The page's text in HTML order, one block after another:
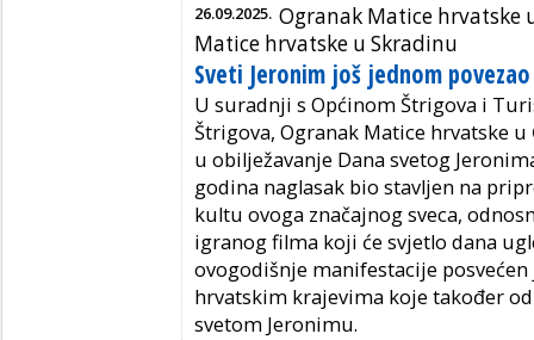
26.09.2025. Ogranak Matice hrvatske
Matice hrvatske u Skradinu
Sveti Jeronim još jednom
U suradnji s Općinom Štrigova i
Štrigova, Ogranak Matice hrvatske
u obilježavanje Dana svetog
godina naglasak bio stavljen na
kultu ovoga značajnog sveca,
igranog filma koji će svjetlo dana
ovogodišnje manifestacije
hrvatskim krajevima koje također
svetom Jeronimu.